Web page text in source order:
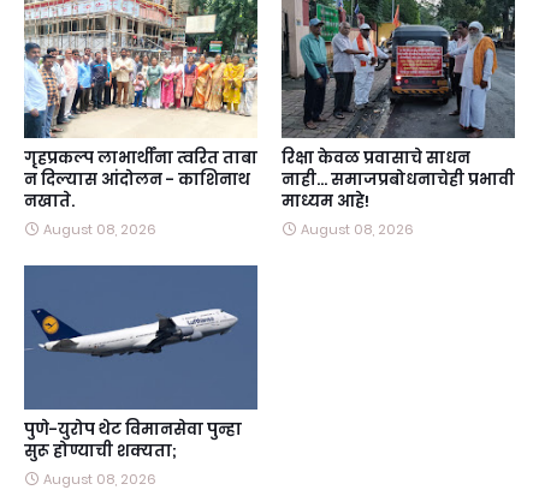
गृहप्रकल्प लाभार्थींना त्वरित ताबा
न दिल्यास आंदोलन - काशिनाथ
नखाते.
August 08, 2026
रिक्षा केवळ प्रवासाचे साधन
नाही… समाजप्रबोधनाचेही प्रभावी
माध्यम आहे!
August 08, 2026
पुणे-युरोप थेट विमानसेवा पुन्हा
सुरू होण्याची शक्यता;
August 08, 2026